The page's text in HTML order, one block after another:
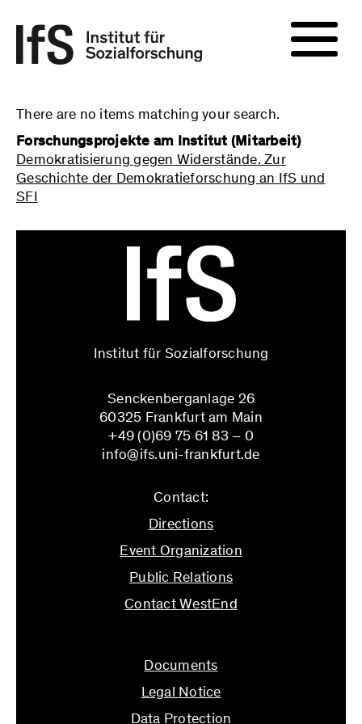
There are no items matching your search.
Forschungsprojekte am Institut (Mitarbeit)
Demokratisierung gegen Widerstände. Zur
Geschichte der Demokratieforschung an IfS und
SFI
Institut für Sozialforschung
Senckenberganlage 26
60325 Frankfurt am Main
+49 (0)69 75 61 83 – 0
info@ifs.uni-frankfurt.de
Contact:
Directions
Event Organization
Public Relations
Contact WestEnd
Documents
Legal Notice
Data Protection